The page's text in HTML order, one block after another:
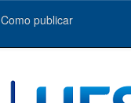
Como publicar